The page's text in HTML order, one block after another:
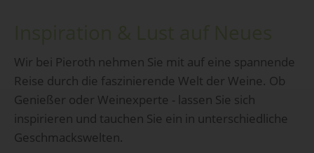
Wir bei Pieroth nehmen Sie mit auf eine spannende
Reise durch die faszinierende Welt der Weine. Ob
Genießer oder Weinexperte - lassen Sie sich
inspirieren und tauchen Sie ein in unterschiedliche
Geschmackswelten.